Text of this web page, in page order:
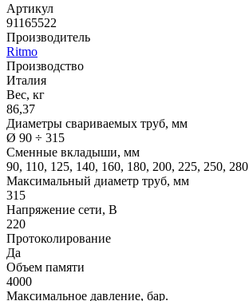
Артикул
91165522
Производитель
Ritmo
Производство
Италия
Вес, кг
86,37
Диаметры свариваемых труб, мм
Ø 90 ÷ 315
Сменные вкладыши, мм
90, 110, 125, 140, 160, 180, 200, 225, 250, 280
Максимальный диаметр труб, мм
315
Напряжение сети, В
220
Протоколирование
Да
Объем памяти
4000
Максимальное давление, бар.